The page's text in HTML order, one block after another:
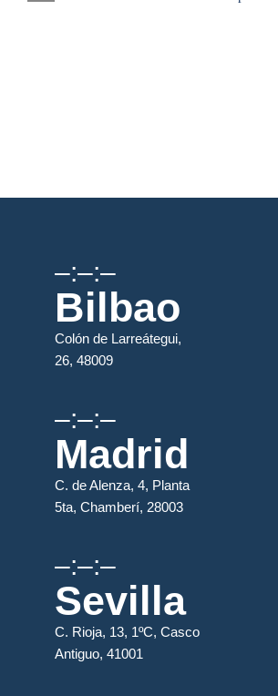
–:–:–
Bilbao
Colón de Larreátegui,
26, 48009
–:–:–
Madrid
C. de Alenza, 4, Planta
5ta, Chamberí, 28003
–:–:–
Sevilla
C. Rioja, 13, 1ºC, Casco
Antiguo, 41001